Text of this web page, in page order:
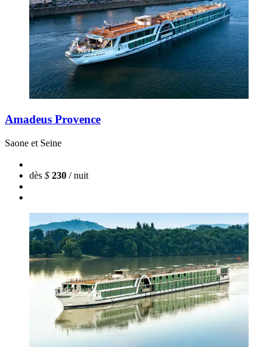
Amadeus Provence
Saone et Seine
dès $ 230 / nuit